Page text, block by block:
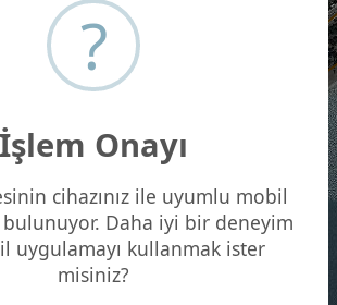
Erdemli Çamlığı ( Talat Göktepe ) Tabiat
?
İşlem Onayı
cihazınız ile uyumlu mobil
bulunuyor. Daha iyi bir deneyim
uygulamayı kullanmak ister
misiniz?